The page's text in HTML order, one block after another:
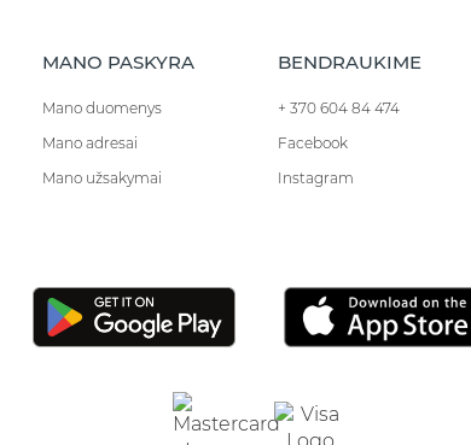
MANO PASKYRA
Mano duomenys
Mano adresai
Mano užsakymai
BENDRAUKIME
+ 370 604 84 474
Facebook
Instagram